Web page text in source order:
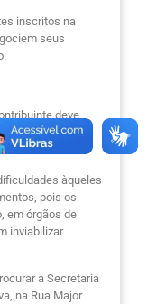
inscritos na
seus
deve
la,
analisados.
àqueles
pois os
em órgãos de
inviabilizar
a Secretaria
na Rua Major